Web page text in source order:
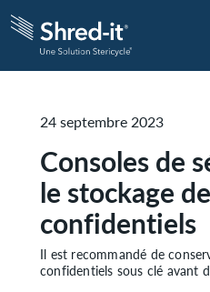
24 septembre 2023
Consoles de
le stockage
confidentiels
Il est recommandé de
confidentiels sous clé avant